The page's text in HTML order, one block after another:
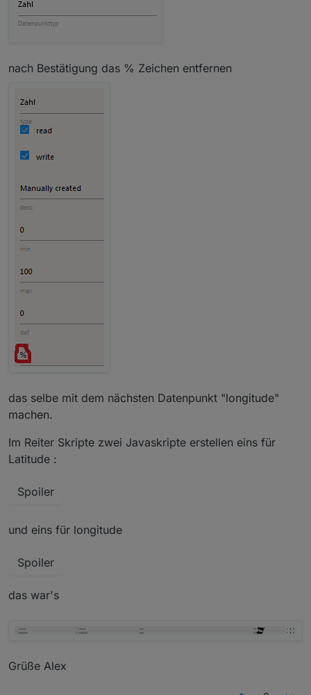
nach Bestätigung das % Zeichen entfernen
das selbe mit dem nächsten Datenpunkt "longitude"
machen.
Im Reiter Skripte zwei Javaskripte erstellen eins für
Latitude :
Spoiler
und eins für longitude
Spoiler
das war's
Grüße Alex